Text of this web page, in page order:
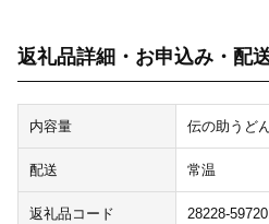
返礼品詳細・お申込み・配
内容量 伝の助うど
配送 常温
返礼品コード 28228-